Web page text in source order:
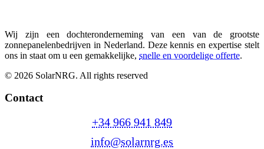
Wij zijn een dochteronderneming van een van de grootste
zonnepanelenbedrijven in Nederland. Deze kennis en expertise stelt
ons in staat om u een gemakkelijke, snelle en voordelige offerte.
© 2026 SolarNRG. All rights reserved
Contact
+34 966 941 849
info@solarnrg.es